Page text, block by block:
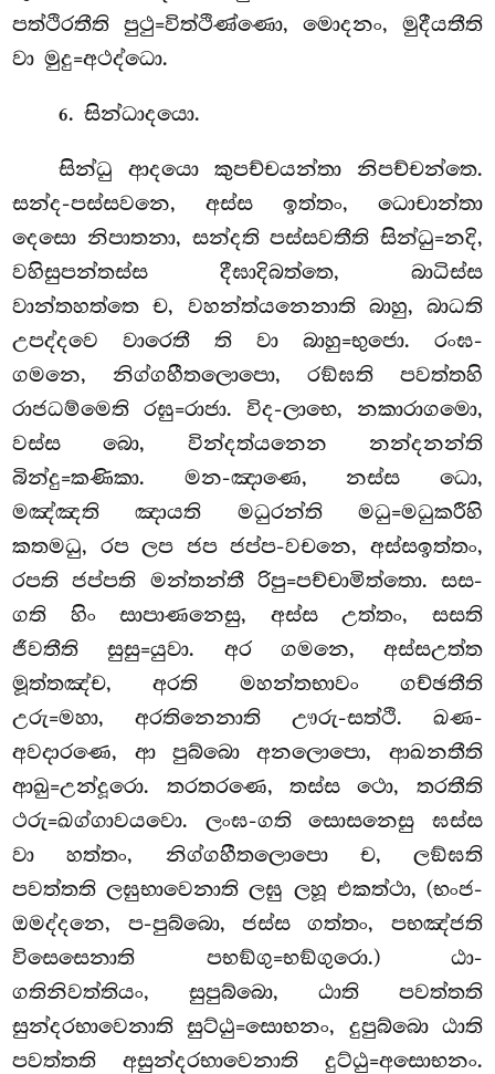
පත්ථිරතීති පුථු=විත්ථිණ්ණො, මොදනං, මුදීයතීති
වා මුදු=අථද්ධො.
6. සින්ධාදයො.
සින්ධු ආදයො කුපච්චයන්තා නිපච්චන්තෙ.
සන්ද-පස්සවනෙ, අස්ස ඉත්තං, ධොචාන්තා
දෙසො නිපාතනා, සන්දති පස්සවතීති සින්ධු=නදි,
වහිසුපන්තස්ස දීඝාදිබත්තෙ, බාධිස්ස
වාන්තහත්තෙ ච, වහන්ත්යනෙනාති බාහු, බාධති
උපද්දවෙ වාරෙතී ති වා බාහු=භුජො. රංඝ-
ගමනෙ, නිග්ගහීතලොපො, රඞ්ඝති පවත්තහි
රාජධම්මෙති රඝු=රාජා. විද-ලාභෙ, නකාරාගමො,
වස්ස බො, වින්දත්යනෙන නන්දනන්ති
බින්දු=කණිකා. මන-ඤාණෙ, නස්ස ධො,
මඤ්ඤති ඤායති මධුරන්ති මධු=මධුකරීහි
කතමධු, රප ලප ජප ජප්ප-වචනෙ, අස්සඉත්තං,
රපති ජප්පති මන්තන්තී රිපු=පච්චාමිත්තො. සස-
ගති හිං සාපාණනෙසු, අස්ස උත්තං, සසති
ජීවතීති සුසු=යුවා. අර ගමනෙ, අස්සඋත්ත
මූත්තඤ්ච, අරති මහන්තභාවං ගච්ඡතීති
උරු=මහා, අරතිනෙනාති ඌරු-සත්ථි. ඛණ-
අවදාරණෙ, ආ පුබ්බො අනලොපො, ආඛනතීති
ආඛු=උන්දූරො. තරතරණෙ, තස්ස ථො, තරතීති
ථරු=ඛග්ගාවයවො. ලංඝ-ගති සොසනෙසු ඝස්ස
වා හත්තං, නිග්ගහීතලොපො ච, ලඞ්ඝති
පවත්තති ලඝුභාවෙනාති ලඝු ලහූ එකත්ථා, (භංජ-
ඔමද්දනෙ, ප-පුබ්බො, ජස්ස ගත්තං, පභඤ්ජති
විසෙසෙනාති පභඞ්ගු=භඞ්ගුරො.) ඨා-
ගතිනිවත්තියං, සුපුබ්බො, ඨාති පවත්තති
සුන්දරභාවෙනාති සුට්ඨු=සොභනං, දුපුබ්බො ඨාති
පවත්තති අසුන්දරභාවෙනාති දුට්ඨු=අසොභනං.